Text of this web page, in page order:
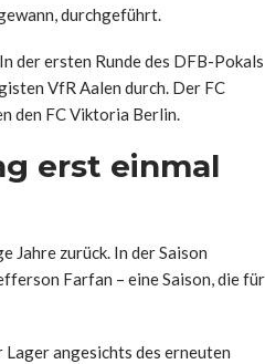
durchgeführt.
der ersten Runde des DFB-Pokals
VfR Aalen durch. Der FC
den FC Viktoria Berlin.
erst einmal
Jahre zurück. In der Saison
Farfan – eine Saison, die für
angesichts des erneuten